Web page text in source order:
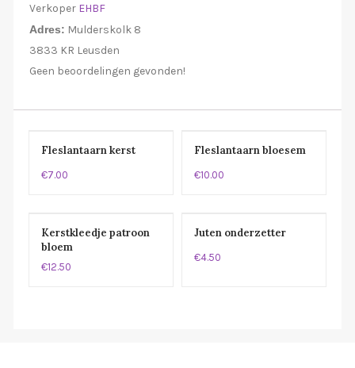
Verkoper EHBF
Adres: Mulderskolk 8
3833 KR Leusden
Geen beoordelingen gevonden!
Fleslantaarn kerst
€7.00
Fleslantaarn bloesem
€10.00
Kerstkleedje patroon
bloem
€12.50
Juten onderzetter
€4.50